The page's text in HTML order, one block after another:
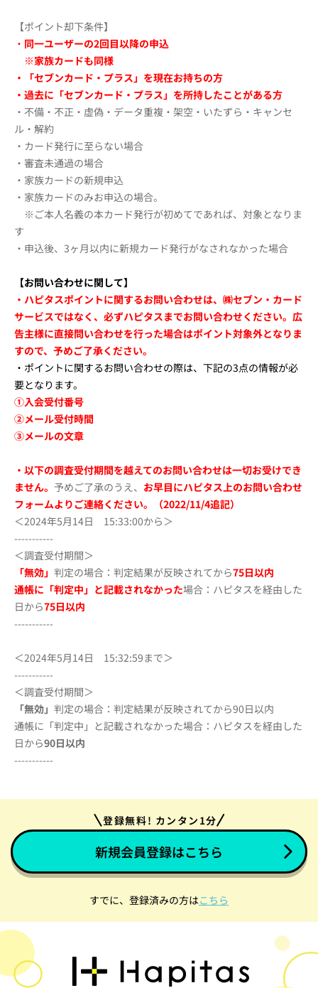
【ポイント却下条件】
・ 同一ユーザーの2回目以降の申込
※家族カードも同様
・「セブンカード・プラス」を現在お持ちの方
・過去に「セブンカード・プラス」を所持したことがある方
・不備・不正・虚偽・データ重複・架空・いたずら・キャンセ
ル・解約
・カード発行に至らない場合
・審査未通過の場合
・家族カードの新規申込
・家族カードのみお申込の場合。
※ご本人名義の本カード発行が初めてであれば、対象となりま
す
・申込後、3ヶ月以内に新規カード発行がなされなかった場合
【お問い合わせに関して】
・ハピタスポイントに関するお問い合わせは、㈱セブン・カード
サービスではなく、必ずハピタスまでお問い合わせください。広
告主様に直接問い合わせを行った場合はポイント対象外となりま
すので、予めご了承ください。
・ポイントに関するお問い合わせの際は、下記の3点の情報が必
要となります。
①入会受付番号
②メール受付時間
③メールの文章
・ 以下の調査受付期間を越えてのお問い合わせは一切お受けでき
ません。 予めご了承のうえ、 お早目にハピタス上のお問い合わせ
フォームよりご連絡ください。（2022/11/4追記）
＜2024年5月14日 15:33:00から＞
-----------
＜調査受付期間＞
「無効」 判定の場合：判定結果が反映されてから75日以内
通帳に「判定中」と記載されなかった場合：ハピタスを経由した
日から75日以内
-----------
＜2024年5月14日 15:32:59まで＞
-----------
＜調査受付期間＞
「無効」 判定の場合：判定結果が反映されてから90日以内
通帳に「判定中」と記載されなかった場合：ハピタスを経由した
日から90日以内
-----------
登録無料! カンタン1分
新規会員登録はこちら
すでに、登録済みの方はこちら